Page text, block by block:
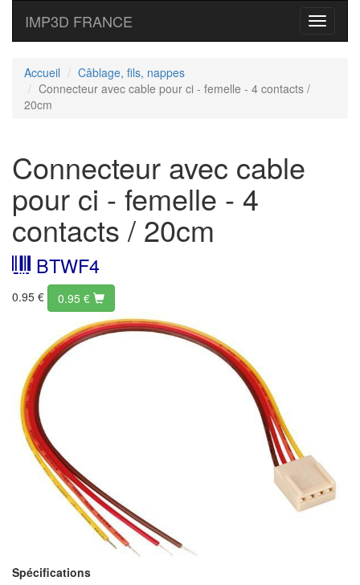
Toggle
IMP3D FRANCE
Accueil
Câblage, fils, nappes
Connecteur avec cable pour ci - femelle - 4 contacts /
20cm
Connecteur avec cable
pour ci - femelle - 4
contacts / 20cm
BTWF4
0.95 € 0.95 €
Spécifications